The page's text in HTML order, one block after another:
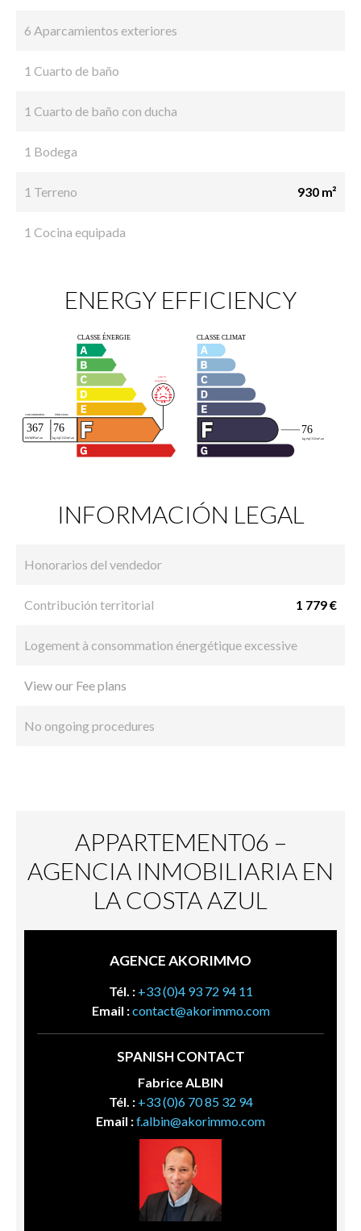
6 Aparcamientos exteriores
1 Cuarto de baño
1 Cuarto de baño con ducha
1 Bodega
1 Terreno 930 m²
1 Cocina equipada
ENERGY EFFICIENCY
INFORMACIÓN LEGAL
Honorarios del vendedor
Contribución territorial 1 779 €
Logement à consommation énergétique excessive
View our Fee plans
No ongoing procedures
APPARTEMENT06 –
AGENCIA INMOBILIARIA EN
LA COSTA AZUL
AGENCE AKORIMMO
Tél. : +33 (0)4 93 72 94 11
Email :contact@akorimmo.com
SPANISH CONTACT
Fabrice ALBIN
Tél. : +33 (0)6 70 85 32 94
Email :f.albin@akorimmo.com